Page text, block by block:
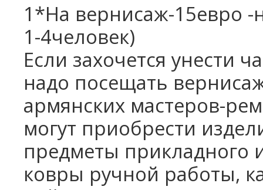
1*На вернисаж-15евро -
1-4человек)
Если захочется унести
надо посещать
армянских мастеров-
могут приобрести
предметы прикладного
ковры ручной работы,